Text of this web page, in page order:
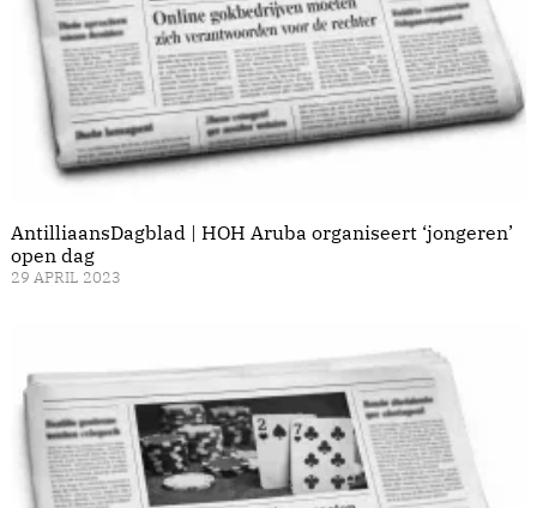
AntilliaansDagblad | HOH Aruba organiseert ‘jongeren’
open dag
29 APRIL 2023